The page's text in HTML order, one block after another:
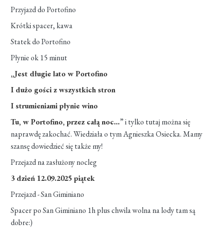
Przyjazd do Portofino
Krótki spacer, kawa
Statek do Portofino
Płynie ok 15 minut
„Jest długie lato w Portofino
I dużo gości z wszystkich stron
I strumieniami płynie wino
Tu, w Portofino, przez całą noc…” i tylko tutaj można się
naprawdę zakochać. Wiedziała o tym Agnieszka Osiecka. Mamy
szansę dowiedzieć się także my!
Przejazd na zasłużony nocleg
3 dzień 12.09.2025 piątek
Przejazd - San Giminiano
Spacer po San Giminiano 1h plus chwila wolna na lody tam są
dobre:)